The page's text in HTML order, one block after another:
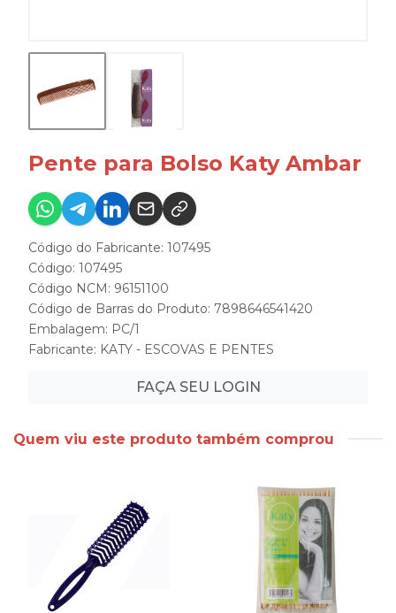
Pente para Bolso Katy Ambar
Código do Fabricante: 107495
Código: 107495
Código NCM: 96151100
Código de Barras do Produto: 7898646541420
Embalagem: PC/1
Fabricante: KATY - ESCOVAS E PENTES
FAÇA SEU LOGIN
Quem viu este produto também comprou